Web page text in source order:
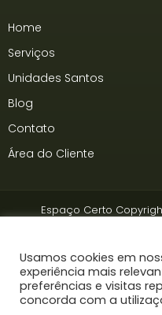
Home
Serviços
Unidades Santos
Blog
Contato
Área do Cliente
Espaço Certo
Usamos cookies em
experiência mais
preferências e visitas
concorda com a